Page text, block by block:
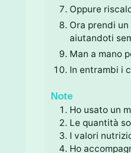
Oppure
Ora prendi
aiutandoti
Man a mano
In entrambi i
Note
Ho usato un
Le quantità
I valori
Ho